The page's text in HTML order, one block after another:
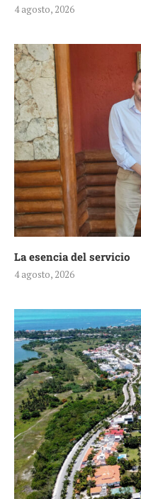
4 agosto, 2026
La esencia del servicio
4 agosto, 2026